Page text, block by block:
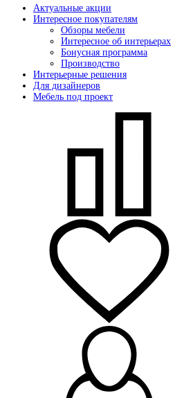
Актуальные акции
Интересное покупателям
Обзоры мебели
Интересное об интерьерах
Бонусная программа
Производство
Интерьерные решения
Для дизайнеров
Мебель под проект